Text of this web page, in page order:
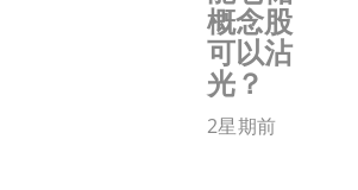
概念股
可以沾
光？
2星期前